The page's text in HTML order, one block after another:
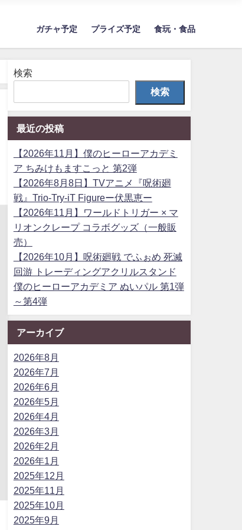
ガチャ予定 プライズ予定 食玩・食品
検索
検索
最近の投稿
【2026年11月】僕のヒーローアカデミ
ア ちみけもますこっと 第2弾
【2026年8月8日】TVアニメ『呪術廻
戦』Trio-Try-iT Figureー伏黒恵ー
【2026年11月】ワールドトリガー × マ
リオンクレープ コラボグッズ（一般販
売）
【2026年10月】呪術廻戦 でふぉめ 死滅
回游 トレーディングアクリルスタンド
僕のヒーローアカデミア ぬいパル 第1弾
～第4弾
アーカイブ
2026年8月
2026年7月
2026年6月
2026年5月
2026年4月
2026年3月
2026年2月
2026年1月
2025年12月
2025年11月
2025年10月
2025年9月